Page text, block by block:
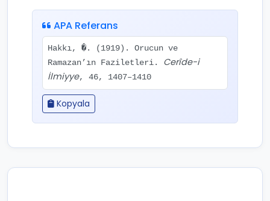
APA Referans
Hakkı, �. (1919). Orucun ve
Ramazan’ın Faziletleri. Cerîde-i
İlmiyye, 46, 1407–1410
Kopyala